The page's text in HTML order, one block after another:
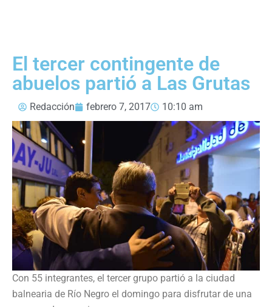
El tercer contingente de
abuelos partió a Las Grutas
Redacción febrero 7, 2017 10:10 am
Con 55 integrantes, el tercer grupo partió a la ciudad
balnearia de Río Negro el domingo para disfrutar de una